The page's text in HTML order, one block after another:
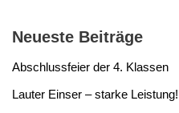
Neueste Beiträge
Abschlussfeier der 4. Klassen
Lauter Einser – starke Leistung!